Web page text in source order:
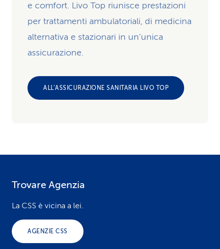
e comfort. Livo Top riunisce prestazioni
per trattamenti ambulatoriali, di medicina
alternativa e stazionari in un’unica
assicurazione.
ALL’ASSICURAZIONE SANITARIA LIVO TOP
Trovare Agenzia
La CSS è vicina a lei.
AGENZIE CSS